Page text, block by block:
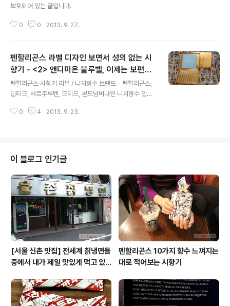
보호되어 있는 글입니다.
0 0 2013. 9. 27.
펜할리곤스 라벨 디자인 보면서 성의 없는 시
향기 - <2> 앤디미온 블루벨, 이제는 보편적
인 니치향수?
펜할리곤스 시향기 리뷰 / 니치향수 브랜드 - 펜할리곤스,
딥티크, 세르주루텐, 크리드, 본드넘버나인 니치향수 입문
라, 앤디미온, 송선미 바이올레타 펜할리곤스 라벨 디자인
트 라이브러리 깡통 3개를 장만했는데, 펜할리곤스 믹스드
센트 라이브러리 (Mixed Scent Library) 회원들에게 분
양되기 전 빼곡한 깡통. 남여향수 각 5개씩 중에서 여자향
수들은 모임에서 교환과 선물로 모두 깡통을 떠났고 남자
향수들만 남았다. 브랜드에서 대표주자로 선발한 남자 5종
은 밀어주는 동..
0 4 2013. 9. 23.
이 블로그 인기글
[서울 신촌 맛집] 전세계 칡냉면들
중에서 내가 제일 맛있게 먹고 있
펜할리곤스 10가지 향수 느껴지는
대로 적어보는 시향기